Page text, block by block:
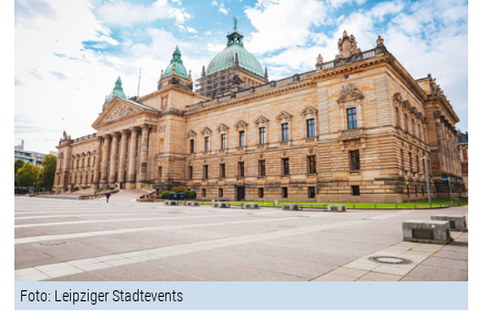
Foto: Leipziger Stadtevents